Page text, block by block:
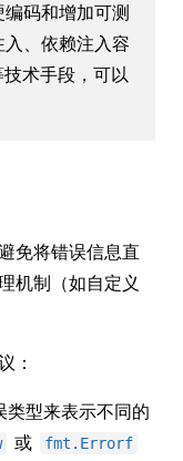
码和增加可测
、依赖注入容
术手段，可以
免将错误信息直
机制（如自定义
：
类型来表示不同的
或 fmt.Errorf